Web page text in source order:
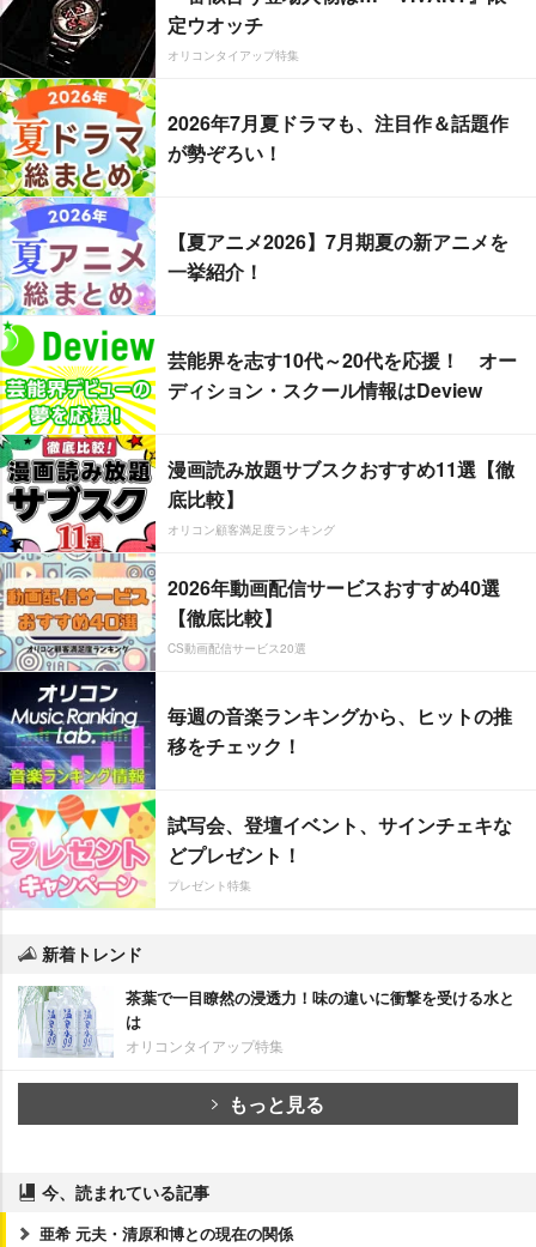
定ウオッチ
オリコンタイアップ特集
2026年7月夏ドラマも、注目作＆話題作
が勢ぞろい！
【夏アニメ2026】7月期夏の新アニメを
一挙紹介！
芸能界を志す10代～20代を応援！ オー
ディション・スクール情報はDeview
漫画読み放題サブスクおすすめ11選【徹
底比較】
オリコン顧客満足度ランキング
2026年動画配信サービスおすすめ40選
【徹底比較】
CS動画配信サービス20選
毎週の音楽ランキングから、ヒットの推
移をチェック！
試写会、登壇イベント、サインチェキな
どプレゼント！
プレゼント特集
新着トレンド
茶葉で一目瞭然の浸透力！味の違いに衝撃を受ける水と
は
オリコンタイアップ特集
もっと見る
今、読まれている記事
亜希 元夫・清原和博との現在の関係